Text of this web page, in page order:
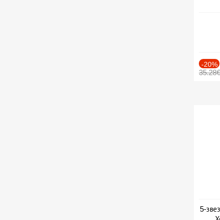
-20%
35.28€
5-